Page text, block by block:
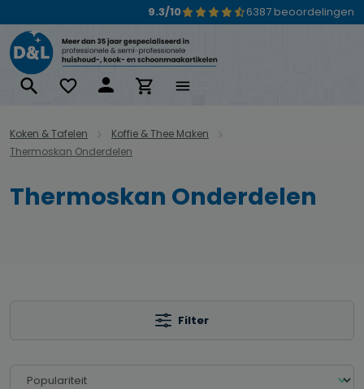
9.3/10 6387 beoordelingen
Koken & Tafelen
Koffie & Thee Maken
Thermoskan Onderdelen
Thermoskan Onderdelen
Filter